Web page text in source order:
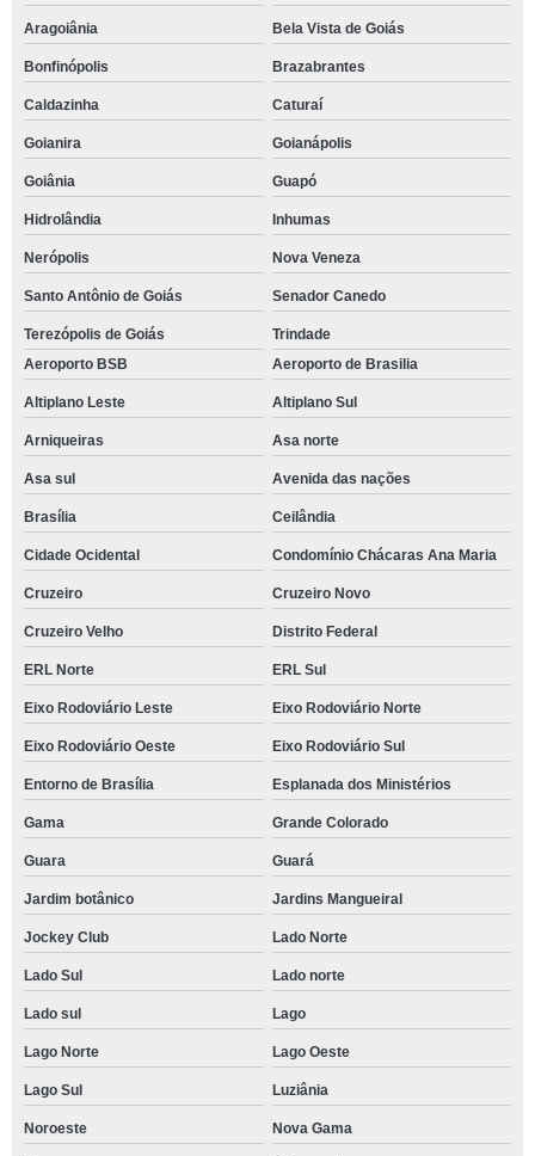
Aragoiânia Bela Vista de Goiás
Bonfinópolis Brazabrantes
Caldazinha Caturaí
Goianira Goianápolis
Goiânia Guapó
Hidrolândia Inhumas
Nerópolis Nova Veneza
Santo Antônio de Goiás Senador Canedo
Terezópolis de Goiás
Trindade
Aeroporto BSB
Aeroporto de Brasilia
Altiplano Leste Altiplano Sul
Arniqueiras Asa norte
Asa sul Avenida das nações
Brasília Ceilândia
Cidade Ocidental Condomínio Chácaras Ana Maria
Cruzeiro Cruzeiro Novo
Cruzeiro Velho Distrito Federal
ERL Norte ERL Sul
Eixo Rodoviário Leste Eixo Rodoviário Norte
Eixo Rodoviário Oeste Eixo Rodoviário Sul
Entorno de Brasília Esplanada dos Ministérios
Gama Grande Colorado
Guara Guará
Jardim botânico Jardins Mangueiral
Jockey Club Lado Norte
Lado Sul Lado norte
Lado sul Lago
Lago Norte Lago Oeste
Lago Sul Luziânia
Noroeste Nova Gama